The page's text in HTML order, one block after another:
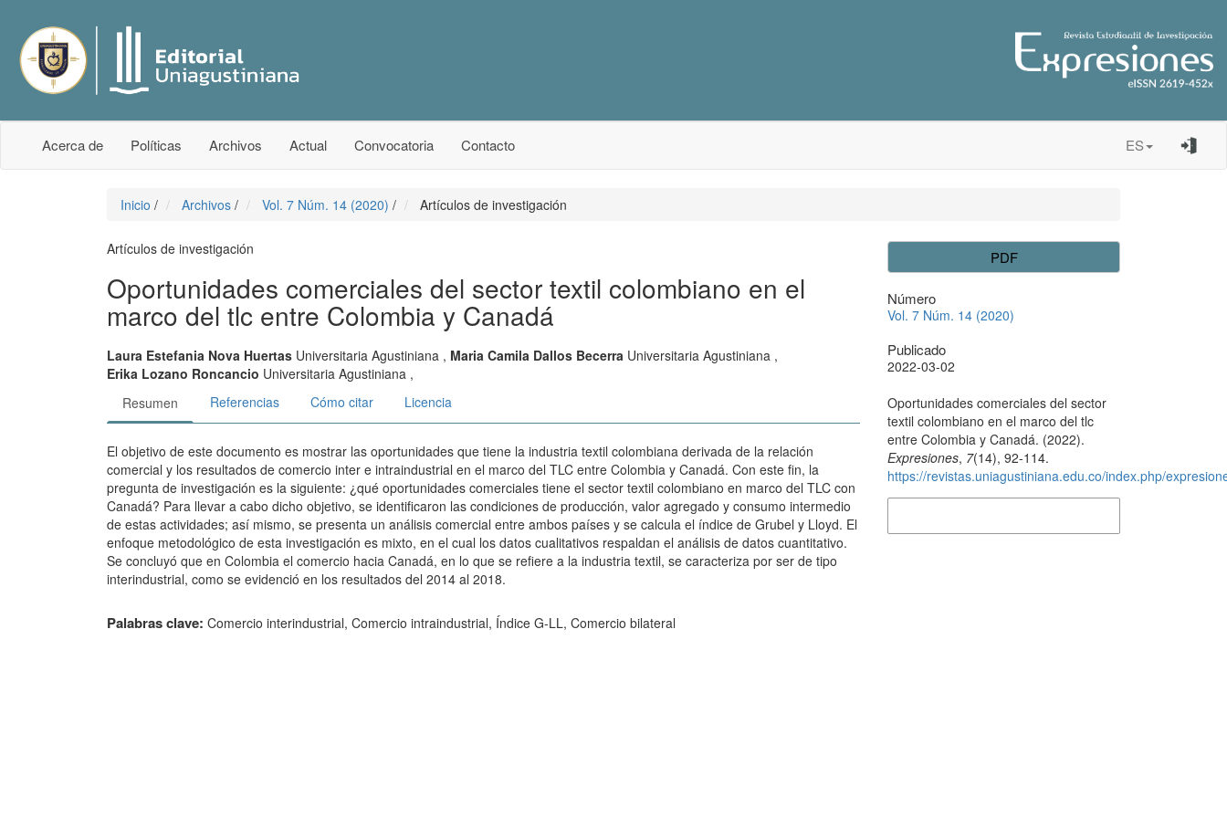
Acerca de Políticas Archivos Actual Convocatoria Contacto ES
Inicio / Archivos / Vol. 7 Núm. 14 (2020) / Artículos de investigación
Artículos de investigación
Oportunidades comerciales del sector textil colombiano en el
marco del tlc entre Colombia y Canadá
Laura Estefania Nova Huertas Universitaria Agustiniana , Maria Camila Dallos Becerra Universitaria Agustiniana ,
Erika Lozano Roncancio Universitaria Agustiniana ,
Resumen
Referencias Cómo citar Licencia
El objetivo de este documento es mostrar las oportunidades que tiene la industria textil colombiana derivada de la relación
comercial y los resultados de comercio inter e intraindustrial en el marco del TLC entre Colombia y Canadá. Con este fin, la
pregunta de investigación es la siguiente: ¿qué oportunidades comerciales tiene el sector textil colombiano en marco del TLC con
Canadá? Para llevar a cabo dicho objetivo, se identificaron las condiciones de producción, valor agregado y consumo intermedio
de estas actividades; así mismo, se presenta un análisis comercial entre ambos países y se calcula el índice de Grubel y Lloyd. El
enfoque metodológico de esta investigación es mixto, en el cual los datos cualitativos respaldan el análisis de datos cuantitativo.
Se concluyó que en Colombia el comercio hacia Canadá, en lo que se refiere a la industria textil, se caracteriza por ser de tipo
interindustrial, como se evidenció en los resultados del 2014 al 2018.
Palabras clave: Comercio interindustrial, Comercio intraindustrial, Índice G-LL, Comercio bilateral
PDF
Número
Vol. 7 Núm. 14 (2020)
Publicado
2022-03-02
Oportunidades comerciales del sector
textil colombiano en el marco del tlc
entre Colombia y Canadá. (2022).
Expresiones, 7(14), 92-114.
https://revistas.uniagustiniana.edu.co/index.php/